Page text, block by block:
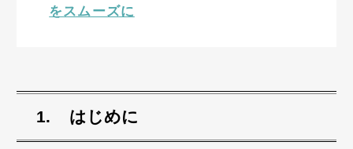
をスムーズに
はじめに